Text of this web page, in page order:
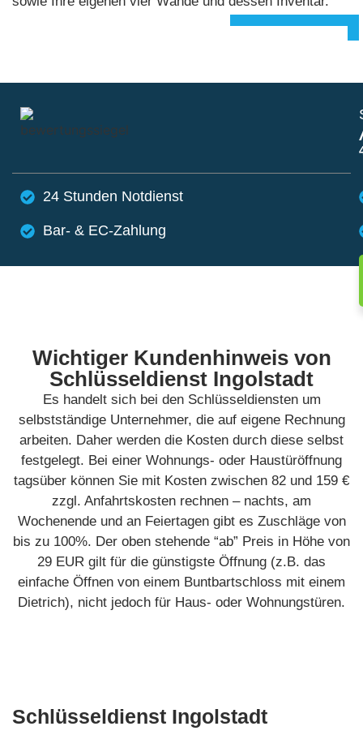
24 Stunden Notdienst
Bar- & EC-Zahlung
Wichtiger Kundenhinweis von
Schlüsseldienst Ingolstadt
Es handelt sich bei den Schlüsseldiensten um
selbstständige Unternehmer, die auf eigene Rechnung
arbeiten. Daher werden die Kosten durch diese selbst
festgelegt. Bei einer Wohnungs- oder Haustüröffnung
tagsüber können Sie mit Kosten zwischen 82 und 159 €
zzgl. Anfahrtskosten rechnen – nachts, am
Wochenende und an Feiertagen gibt es Zuschläge von
bis zu 100%. Der oben stehende “ab” Preis in Höhe von
29 EUR gilt für die günstigste Öffnung (z.B. das
einfache Öffnen von einem Buntbartschloss mit einem
Dietrich), nicht jedoch für Haus- oder Wohnungstüren.
Schlüsseldienst Ingolstadt